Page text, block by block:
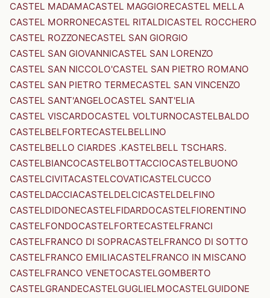
CASTEL MADAMACASTEL MAGGIORECASTEL MELLA
CASTEL MORRONECASTEL RITALDICASTEL ROCCHERO
CASTEL ROZZONECASTEL SAN GIORGIO
CASTEL SAN GIOVANNICASTEL SAN LORENZO
CASTEL SAN NICCOLO'CASTEL SAN PIETRO ROMANO
CASTEL SAN PIETRO TERMECASTEL SAN VINCENZO
CASTEL SANT'ANGELOCASTEL SANT'ELIA
CASTEL VISCARDOCASTEL VOLTURNOCASTELBALDO
CASTELBELFORTECASTELBELLINO
CASTELBELLO CIARDES .KASTELBELL TSCHARS.
CASTELBIANCOCASTELBOTTACCIOCASTELBUONO
CASTELCIVITACASTELCOVATICASTELCUCCO
CASTELDACCIACASTELDELCICASTELDELFINO
CASTELDIDONECASTELFIDARDOCASTELFIORENTINO
CASTELFONDOCASTELFORTECASTELFRANCI
CASTELFRANCO DI SOPRACASTELFRANCO DI SOTTO
CASTELFRANCO EMILIACASTELFRANCO IN MISCANO
CASTELFRANCO VENETOCASTELGOMBERTO
CASTELGRANDECASTELGUGLIELMOCASTELGUIDONE